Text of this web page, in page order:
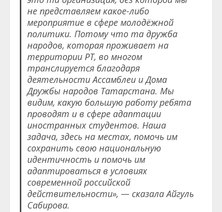
не представляем какое-либо
мероприятие в сфере молодёжной
политики. Потому что та дружба
народов, которая проживает на
территории РТ, во многом
транслируется благодаря
деятельности Ассамблеи и Дома
Дружбы народов Татарстана. Мы
видим, какую большую работу ребята
проводят и в сфере адаптации
иностранных студентов. Наша
задача, здесь на местах, помочь им
сохранить свою национальную
идентичность и помочь им
адаптироваться в условиях
современной российской
действительности», — сказала Айгуль
Сабирова.